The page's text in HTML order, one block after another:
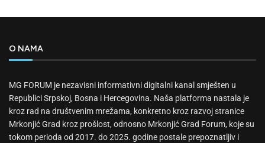
O NAMA
MG FORUM je nezavisni informativni digitalni kanal smješten u
Republici Srpskoj, Bosna i Hercegovina. Naša platforma nastala je
kroz rad na društvenim mrežama, konkretno kroz razvoj stranice
Mrkonjić Grad kroz prošlost, odnosno Mrkonjić Grad Forum, koje su
tokom perioda od 2017. do 2025. godine postale prepoznatljiv i